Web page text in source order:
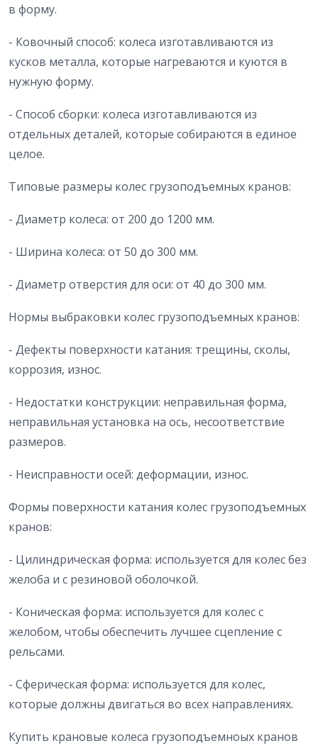
в форму.
- Ковочный способ: колеса изготавливаются из
кусков металла, которые нагреваются и куются в
нужную форму.
- Способ сборки: колеса изготавливаются из
отдельных деталей, которые собираются в единое
целое.
Типовые размеры колес грузоподъемных кранов:
- Диаметр колеса: от 200 до 1200 мм.
- Ширина колеса: от 50 до 300 мм.
- Диаметр отверстия для оси: от 40 до 300 мм.
Нормы выбраковки колес грузоподъемных кранов:
- Дефекты поверхности катания: трещины, сколы,
коррозия, износ.
- Недостатки конструкции: неправильная форма,
неправильная установка на ось, несоответствие
размеров.
- Неисправности осей: деформации, износ.
Формы поверхности катания колес грузоподъемных
кранов:
- Цилиндрическая форма: используется для колес без
желоба и с резиновой оболочкой.
- Коническая форма: используется для колес с
желобом, чтобы обеспечить лучшее сцепление с
рельсами.
- Сферическая форма: используется для колес,
которые должны двигаться во всех направлениях.
Купить крановые колеса грузоподъемноых кранов